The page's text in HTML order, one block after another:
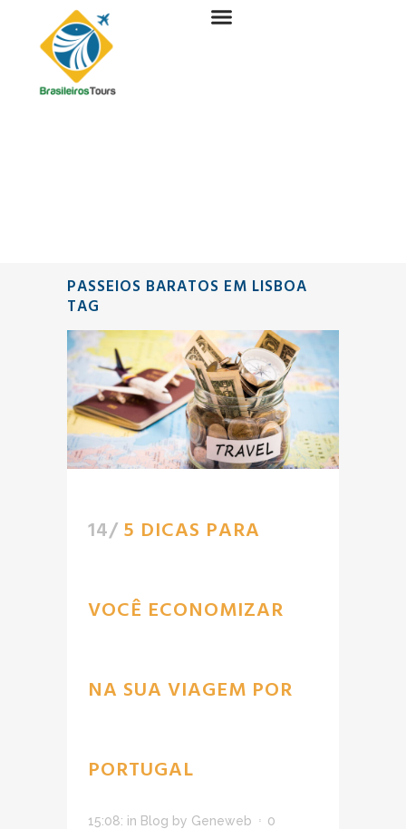
PASSEIOS BARATOS EM LISBOA
TAG
14/5 DICAS PARA
VOCÊ ECONOMIZAR
NA SUA VIAGEM POR
PORTUGAL
15:08: in Blog by Geneweb
0